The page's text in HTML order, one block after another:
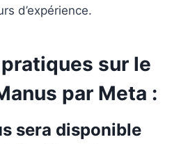
d’expérience.
sur le
par Meta :
sera disponible